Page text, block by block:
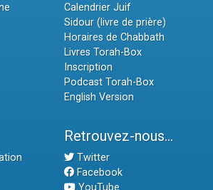
Calendrier Juif
Sidour (livre de prière)
Horaires de Chabbath
Livres Torah-Box
Inscription
Podcast Torah-Box
English Version
Retrouvez-nous...
Twitter
Facebook
YouTube